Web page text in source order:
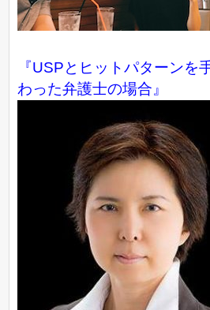
『USPとヒットパターンを
わった弁護士の場合』